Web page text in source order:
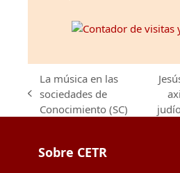
previous
post:
La música en las
sociedades de
Conocimiento (SC)
post:
Sobre CETR